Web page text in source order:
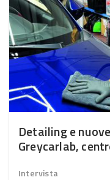
Detailing e
Greycarlab,
Intervista